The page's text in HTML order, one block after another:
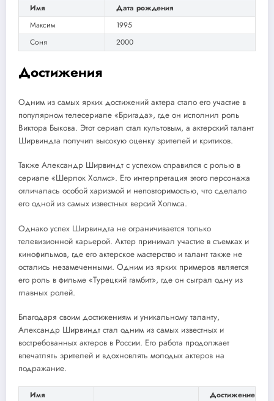
Имя
Дата рождения
Максим
1995
Соня
2000
Достижения
Одним из самых ярких достижений актера стало его участие в
популярном телесериале «Бригада», где он исполнил роль
Виктора Быкова. Этот сериал стал культовым, а актерский талант
Ширвиндта получил высокую оценку зрителей и критиков.
Также Александр Ширвиндт с успехом справился с ролью в
сериале «Шерлок Холмс». Его интерпретация этого персонажа
отличалась особой харизмой и неповторимостью, что сделало
его одной из самых известных версий Холмса.
Однако успех Ширвиндта не ограничивается только
телевизионной карьерой. Актер принимал участие в съемках и
кинофильмов, где его актерское мастерство и талант также не
остались незамеченными. Одним из ярких примеров является
его роль в фильме «Турецкий гамбит», где он сыграл одну из
главных ролей.
Благодаря своим достижениям и уникальному таланту,
Александр Ширвиндт стал одним из самых известных и
востребованных актеров в России. Его работа продолжает
впечатлять зрителей и вдохновлять молодых актеров на
подражание.
Имя
Достижение